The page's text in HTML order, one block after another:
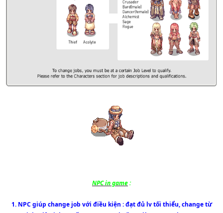
NPC in game:
1. NPC giúp change job với điều kiện : đạt đủ lv tối thiểu, change từ